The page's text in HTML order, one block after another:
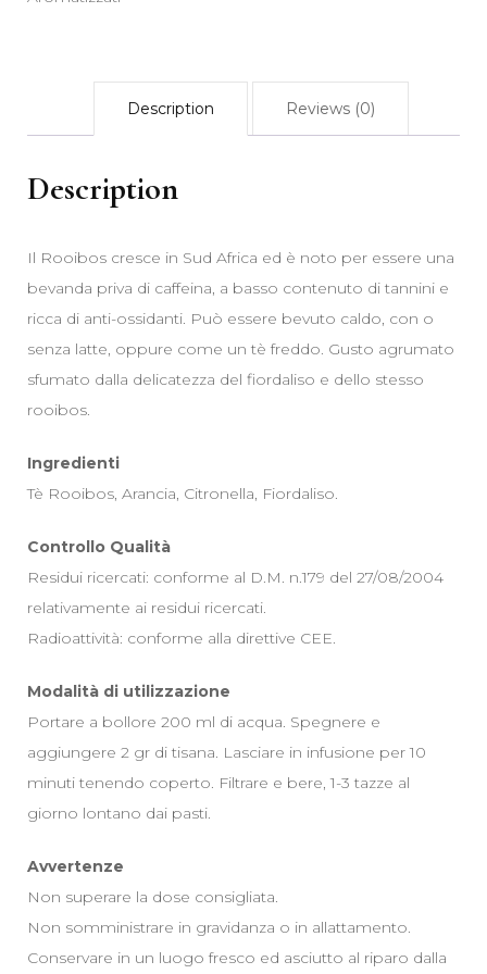
Description Reviews (0)
Description
Il Rooibos cresce in Sud Africa ed è noto per essere una
bevanda priva di caffeina, a basso contenuto di tannini e
ricca di anti-ossidanti. Può essere bevuto caldo, con o
senza latte, oppure come un tè freddo. Gusto agrumato
sfumato dalla delicatezza del fiordaliso e dello stesso
rooibos.
Ingredienti
Tè Rooibos, Arancia, Citronella, Fiordaliso.
Controllo Qualità
Residui ricercati: conforme al D.M. n.179 del 27/08/2004
relativamente ai residui ricercati.
Radioattività: conforme alla direttive CEE.
Modalità di utilizzazione
Portare a bollore 200 ml di acqua. Spegnere e
aggiungere 2 gr di tisana. Lasciare in infusione per 10
minuti tenendo coperto. Filtrare e bere, 1-3 tazze al
giorno lontano dai pasti.
Avvertenze
Non superare la dose consigliata.
Non somministrare in gravidanza o in allattamento.
Conservare in un luogo fresco ed asciutto al riparo dalla